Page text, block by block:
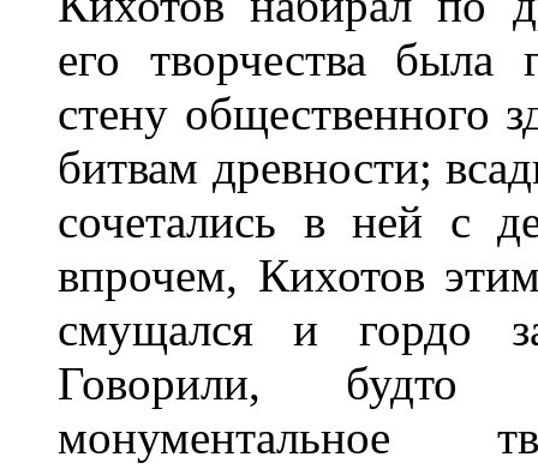
его творчества была
стену общественного
битвам древности;
сочетались в ней с
впрочем, Кихотов
смущался и гордо
Говорили, будто
монументальное